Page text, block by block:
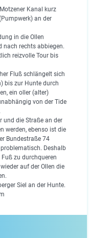
Kanal kurz
an der
in die Ollen
nach rechts abbiegen.
reizvolle Tour bis
Fluß schlängelt sich
bis zur Hunte durch
ein oller (alter)
von der Tide
und die Straße an der
werden, ebenso ist die
Bundestraße 74
Deshalb
zu durchqueren
auf der Ollen die
Siel an der Hunte.